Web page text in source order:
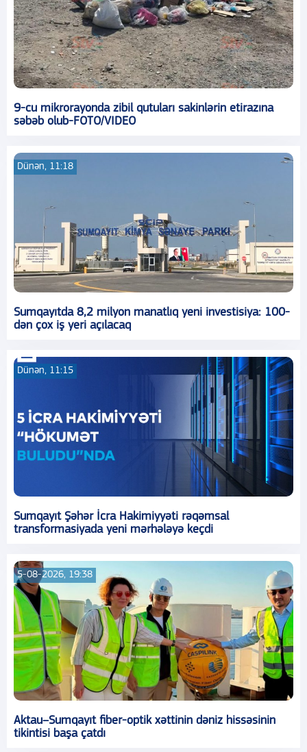
9-cu mikrorayonda zibil qutuları sakinlərin etirazına
səbəb olub-FOTO/VIDEO
Dünən, 11:18
Sumqayıtda 8,2 milyon manatlıq yeni investisiya: 100-
dən çox iş yeri açılacaq
Dünən, 11:15
Sumqayıt Şəhər İcra Hakimiyyəti rəqəmsal
transformasiyada yeni mərhələyə keçdi
5-08-2026, 19:38
Aktau–Sumqayıt fiber-optik xəttinin dəniz hissəsinin
tikintisi başa çatdı